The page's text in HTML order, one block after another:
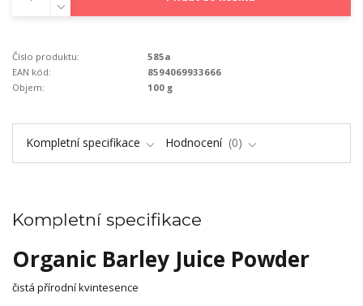
Číslo produktu:
585a
EAN kód:
8594069933666
Objem:
100 g
Kompletní specifikace Hodnocení 0
Kompletní specifikace
Organic Barley Juice Powder
čistá přírodní kvintesence